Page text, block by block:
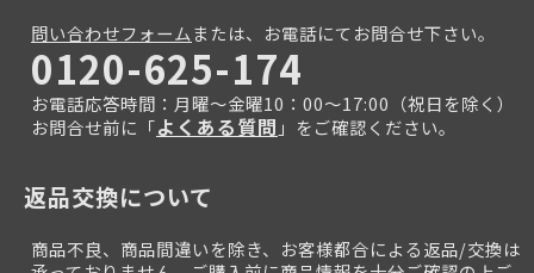
問い合わせフォームまたは、お電話にてお問合せ下さい。
0120-625-174
お電話応答時間：月曜～金曜10：00～17:00（祝日を除く）
お問合せ前に「よくある質問 」をご確認ください。
返品交換について
商品不良、商品間違いを除き、お客様都合による返品/交換は